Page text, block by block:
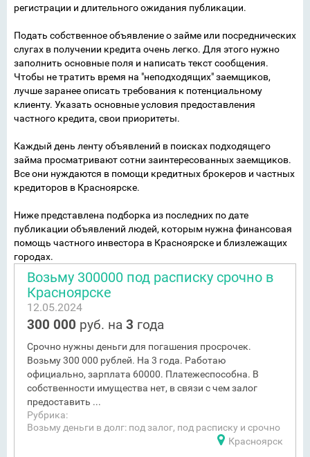
регистрации и длительного ожидания публикации.
Подать собственное объявление о займе или посреднических
слугах в получении кредита очень легко. Для этого нужно
заполнить основные поля и написать текст сообщения.
Чтобы не тратить время на "неподходящих" заемщиков,
лучше заранее описать требования к потенциальному
клиенту. Указать основные условия предоставления
частного кредита, свои приоритеты.
Каждый день ленту объявлений в поисках подходящего
займа просматривают сотни заинтересованных заемщиков.
Все они нуждаются в помощи кредитных брокеров и частных
кредиторов в Красноярске.
Ниже представлена подборка из последних по дате
публикации объявлений людей, которым нужна финансовая
помощь частного инвестора в Красноярске и близлежащих
городах.
Возьму 300000 под расписку срочно в
Красноярске
12.05.2024
300 000 руб. на 3 года
Срочно нужны деньги для погашения просрочек.
Возьму 300 000 рублей. На 3 года. Работаю
официально, зарплата 60000. Платежеспособна. В
собственности имущества нет, в связи с чем залог
предоставить ...
Рубрика:
Возьму деньги в долг: под залог, под расписку и срочно
Красноярск